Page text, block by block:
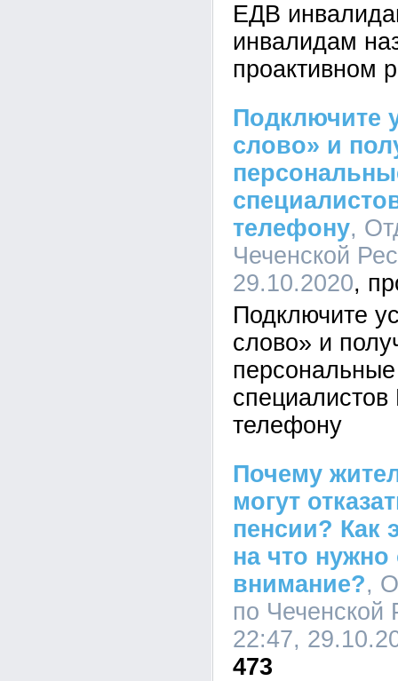
ЕДВ
инвалидам
проактивном
Подключите
слово» и
телефону,
Чеченской
29.10.2020
Подключите
слово» и
телефону
Почему
могут
пенсии? Как
на что нужно
внимание?,
по Чеченской
22:47,
473